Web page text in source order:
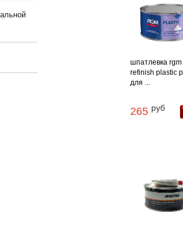
шпатлевка rgm
refinish plastic
для ...
265 руб